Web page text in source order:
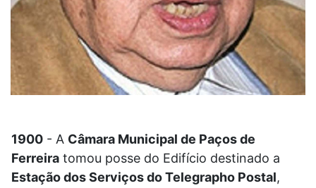
1900 - A Câmara Municipal de Paços de
Ferreira tomou posse do Edifício destinado a
Estação dos Serviços do Telegrapho Postal,